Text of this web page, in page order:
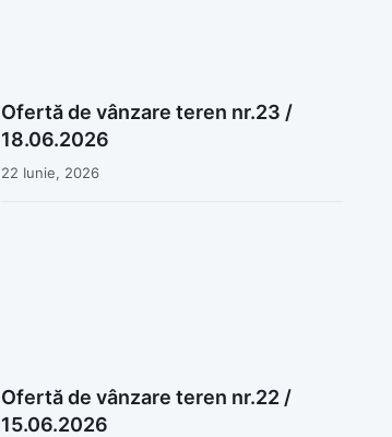
Ofertă de vânzare teren nr.23 /
18.06.2026
22 Iunie, 2026
Ofertă de vânzare teren nr.22 /
15.06.2026